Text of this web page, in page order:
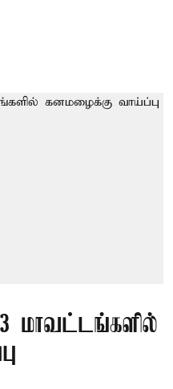
மாவட்டங்களில்